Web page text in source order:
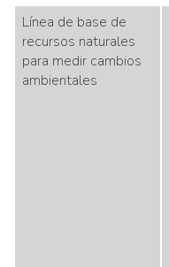
Línea de base de
recursos naturales
para medir cambios
ambientales